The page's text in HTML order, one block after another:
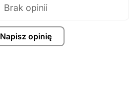
Napisz opinię
Brak opinii